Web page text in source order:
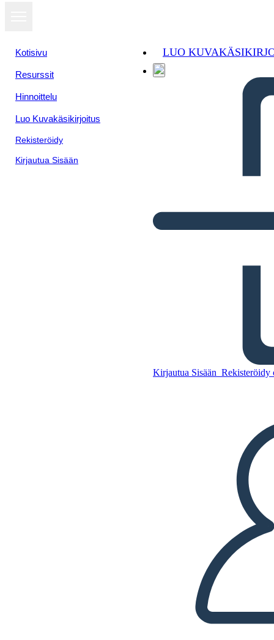
Kotisivu
Resurssit
Hinnoittelu
Luo Kuvakäsikirjoitus
Rekisteröidy
Kirjautua Sisään
LUO
Kirjautua Sisään Rekisteröidy
LUO KUVAKÄSIKIRJOITUS